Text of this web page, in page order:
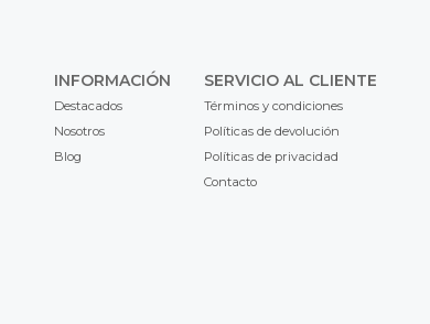
INFORMACIÓN
Destacados
Nosotros
Blog
SERVICIO AL CLIENTE
Términos y condiciones
Políticas de devolución
Políticas de privacidad
Contacto